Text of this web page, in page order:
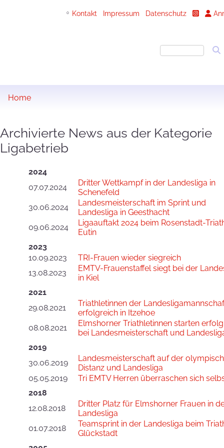
0 Kontakt Impressum Datenschutz
Home
Archivierte News aus der Kategorie
Ligabetrieb
2024
07.07.2024
Dritter Wettkampf in der Landesliga in
Schenefeld
30.06.2024
Landesmeisterschaft im Sprint und
Landesliga in Geesthacht
09.06.2024
Ligaauftakt 2024 beim Rosenstadt-
Eutin
2023
10.09.2023
TRI-Frauen wieder siegreich
13.08.2023
EMTV-Frauenstaffel siegt bei der
in Kiel
2021
29.08.2021
Triathletinnen der
erfolgreich in Itzehoe
08.08.2021
Elmshorner Triathletinnen starten
bei Landesmeisterschaft und
2019
30.06.2019
Landesmeisterschaft auf der
Distanz und Landesliga
05.05.2019
Tri EMTV Herren überraschen sich
2018
12.08.2018
Dritter Platz für Elmshorner Frauen in
Landesliga
01.07.2018
Teamsprint in der Landesliga beim
Glückstadt